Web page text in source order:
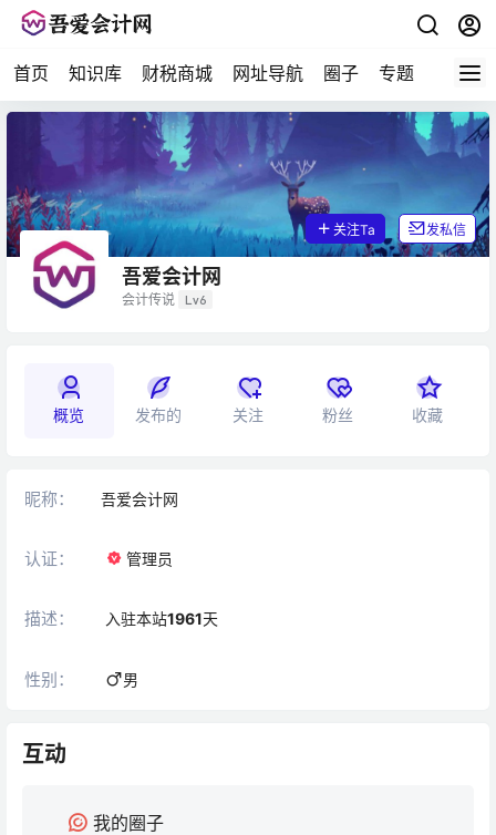
首页 知识库 财税商城 网址导航 圈子 专题 会计问
吾爱会计网
会计传说 Lv6
关注Ta 发私信
概览 发布的 关注 粉丝 收藏
昵称： 吾爱会计网
认证： 管理员
描述： 入驻本站1961天
性别： 男
互动
我的圈子